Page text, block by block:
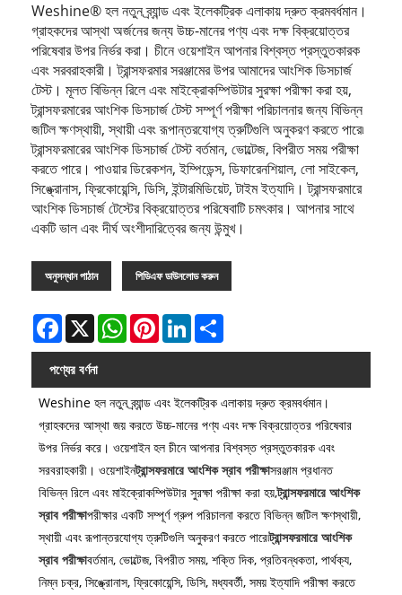
Weshine® হল নতুন ব্র্যান্ড এবং ইলেকট্রিক এলাকায় দ্রুত ক্রমবর্ধমান।
গ্রাহকদের আস্থা অর্জনের জন্য উচ্চ-মানের পণ্য এবং দক্ষ বিক্রয়োত্তর
পরিষেবার উপর নির্ভর করা। চীনে ওয়েশাইন আপনার বিশ্বস্ত প্রস্তুতকারক
এবং সরবরাহকারী। ট্রান্সফরমার সরঞ্জামের উপর আমাদের আংশিক ডিসচার্জ
টেস্ট। মূলত বিভিন্ন রিলে এবং মাইক্রোকম্পিউটার সুরক্ষা পরীক্ষা করা হয়,
ট্রান্সফরমারের আংশিক ডিসচার্জ টেস্ট সম্পূর্ণ পরীক্ষা পরিচালনার জন্য বিভিন্ন
জটিল ক্ষণস্থায়ী, স্থায়ী এবং রূপান্তরযোগ্য ত্রুটিগুলি অনুকরণ করতে পারে৷
ট্রান্সফরমারের আংশিক ডিসচার্জ টেস্ট বর্তমান, ভোল্টেজ, বিপরীত সময় পরীক্ষা
করতে পারে। পাওয়ার ডিরেকশন, ইম্পিডেন্স, ডিফারেনশিয়াল, লো সাইকেল,
সিঙ্ক্রোনাস, ফ্রিকোয়েন্সি, ডিসি, ইন্টারমিডিয়েট, টাইম ইত্যাদি। ট্রান্সফরমারে
আংশিক ডিসচার্জ টেস্টের বিক্রয়োত্তর পরিষেবাটি চমৎকার। আপনার সাথে
একটি ভাল এবং দীর্ঘ অংশীদারিত্বের জন্য উন্মুখ।
অনুসন্ধান পাঠান পিডিএফ ডাউনলোড করুন
Facebook
X WhatsAppPinterestLinkedIn
পণ্যের বর্ণনা
Weshine হল নতুন ব্র্যান্ড এবং ইলেকট্রিক এলাকায় দ্রুত ক্রমবর্ধমান।
গ্রাহকদের আস্থা জয় করতে উচ্চ-মানের পণ্য এবং দক্ষ বিক্রয়োত্তর পরিষেবার
উপর নির্ভর করে। ওয়েশাইন হল চীনে আপনার বিশ্বস্ত প্রস্তুতকারক এবং
সরবরাহকারী। ওয়েশাইনট্রান্সফরমারে আংশিক স্রাব পরীক্ষাসরঞ্জাম প্রধানত
বিভিন্ন রিলে এবং মাইক্রোকম্পিউটার সুরক্ষা পরীক্ষা করা হয়,ট্রান্সফরমারে আংশিক
স্রাব পরীক্ষাপরীক্ষার একটি সম্পূর্ণ গ্রুপ পরিচালনা করতে বিভিন্ন জটিল ক্ষণস্থায়ী,
স্থায়ী এবং রূপান্তরযোগ্য ত্রুটিগুলি অনুকরণ করতে পারে৷ট্রান্সফরমারে আংশিক
স্রাব পরীক্ষাবর্তমান, ভোল্টেজ, বিপরীত সময়, শক্তি দিক, প্রতিবন্ধকতা, পার্থক্য,
নিম্ন চক্র, সিঙ্ক্রোনাস, ফ্রিকোয়েন্সি, ডিসি, মধ্যবর্তী, সময় ইত্যাদি পরীক্ষা করতে